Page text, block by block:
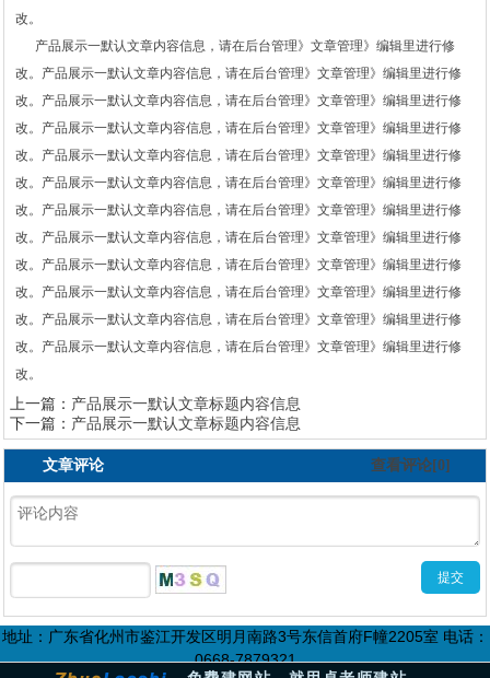
1 2 3
改。
产品展示一默认文章内容信息，请在后台管理》文章管理》编辑里进行修
改。产品展示一默认文章内容信息，请在后台管理》文章管理》编辑里进行修
改。产品展示一默认文章内容信息，请在后台管理》文章管理》编辑里进行修
改。产品展示一默认文章内容信息，请在后台管理》文章管理》编辑里进行修
改。产品展示一默认文章内容信息，请在后台管理》文章管理》编辑里进行修
改。产品展示一默认文章内容信息，请在后台管理》文章管理》编辑里进行修
改。产品展示一默认文章内容信息，请在后台管理》文章管理》编辑里进行修
改。产品展示一默认文章内容信息，请在后台管理》文章管理》编辑里进行修
改。产品展示一默认文章内容信息，请在后台管理》文章管理》编辑里进行修
改。产品展示一默认文章内容信息，请在后台管理》文章管理》编辑里进行修
改。产品展示一默认文章内容信息，请在后台管理》文章管理》编辑里进行修
改。产品展示一默认文章内容信息，请在后台管理》文章管理》编辑里进行修
改。
上一篇： 产品展示一默认文章标题内容信息
下一篇： 产品展示一默认文章标题内容信息
查看评论[0]
文章评论
地址：广东省化州市鉴江开发区明月南路3号东信首府F幢2205室 电话：
0668-7879321